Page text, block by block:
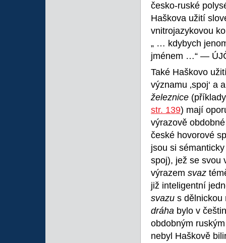
česko-ruské
Haškova užití
vnitrojazykovou
„ … kdybych
jménem …“ —
Také Haškovo
významu ‚spoj‘
železnice
str. 139) mají
výrazově
české hovorové
jsou si
spoj), jež se svou
výrazem svaz
již inteligentní
svazu s
dráha bylo v
obdobným
nebyl Haškově